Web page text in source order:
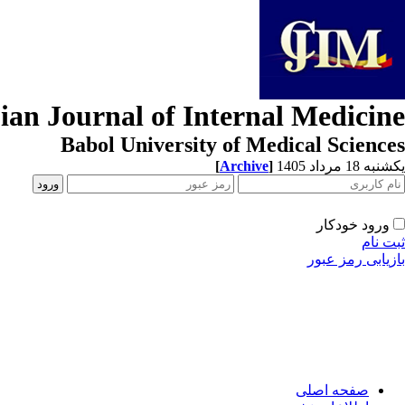
Journal of Internal Medicine
Babol University of Medical Sciences
یکشنبه 18 مرداد 1405 [Archive]
ورود خودکار
ثبت نام
بازیابی رمز عبور
صفحه اصلی